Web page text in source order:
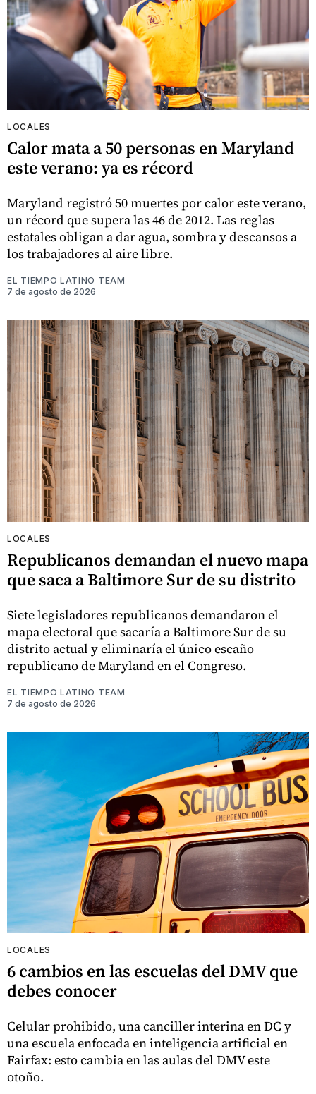
LOCALES
Calor mata a 50 personas en Maryland
este verano: ya es récord
Maryland registró 50 muertes por calor este verano,
un récord que supera las 46 de 2012. Las reglas
estatales obligan a dar agua, sombra y descansos a
los trabajadores al aire libre.
EL TIEMPO LATINO TEAM
7 de agosto de 2026
LOCALES
Republicanos demandan el nuevo mapa
que saca a Baltimore Sur de su distrito
Siete legisladores republicanos demandaron el
mapa electoral que sacaría a Baltimore Sur de su
distrito actual y eliminaría el único escaño
republicano de Maryland en el Congreso.
EL TIEMPO LATINO TEAM
7 de agosto de 2026
LOCALES
6 cambios en las escuelas del DMV que
debes conocer
Celular prohibido, una canciller interina en DC y
una escuela enfocada en inteligencia artificial en
Fairfax: esto cambia en las aulas del DMV este
otoño.